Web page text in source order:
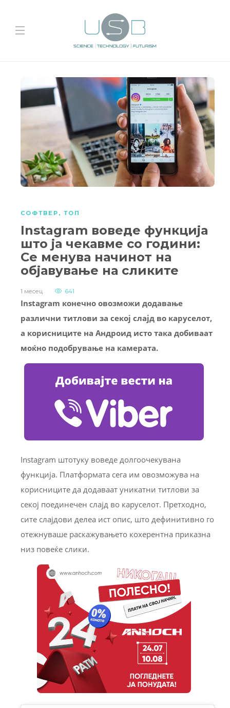
СОФТВЕР , ТОП
Instagram воведе функција
што ја чекавме со години:
Се менува начинот на
објавување на сликите
1 месец 641
Instagram конечно овозможи додавање
различни титлови за секој слајд во каруселот,
а корисниците на Андроид исто така добиваат
моќно подобрување на камерата.
Instagram штотуку воведе долгоочекувана
функција. Платформата сега им овозможува на
корисниците да додаваат уникатни титлови за
секој поединечен слајд во каруселот. Претходно,
сите слајдови делеа ист опис, што дефинитивно го
отежнуваше раскажувањето кохерентна приказна
низ повеќе слики.